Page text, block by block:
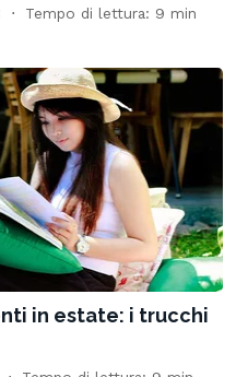
Tempo di lettura: 9 min
in estate: i trucchi